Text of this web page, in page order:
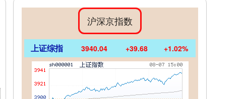
沪深京指数
上证综指 3940.04 +39.68 +1.02%